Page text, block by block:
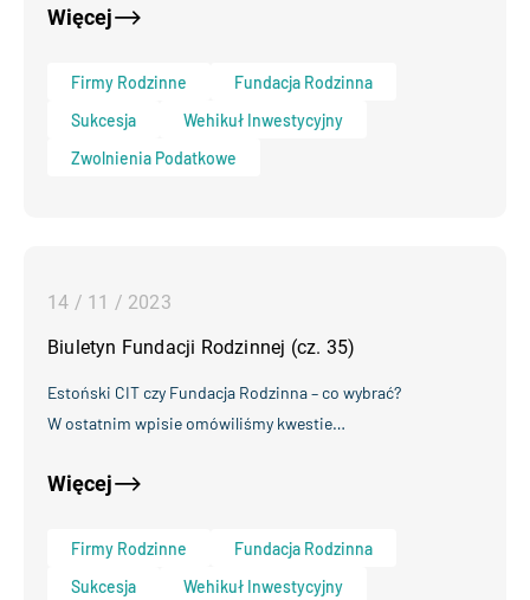
Więcej
Firmy Rodzinne
Fundacja Rodzinna
Sukcesja
Wehikuł Inwestycyjny
Zwolnienia Podatkowe
14 / 11 / 2023
Biuletyn Fundacji Rodzinnej (cz. 35)
Estoński CIT czy Fundacja Rodzinna – co wybrać?
W ostatnim wpisie omówiliśmy kwestie…
Więcej
Firmy Rodzinne
Fundacja Rodzinna
Sukcesja
Wehikuł Inwestycyjny